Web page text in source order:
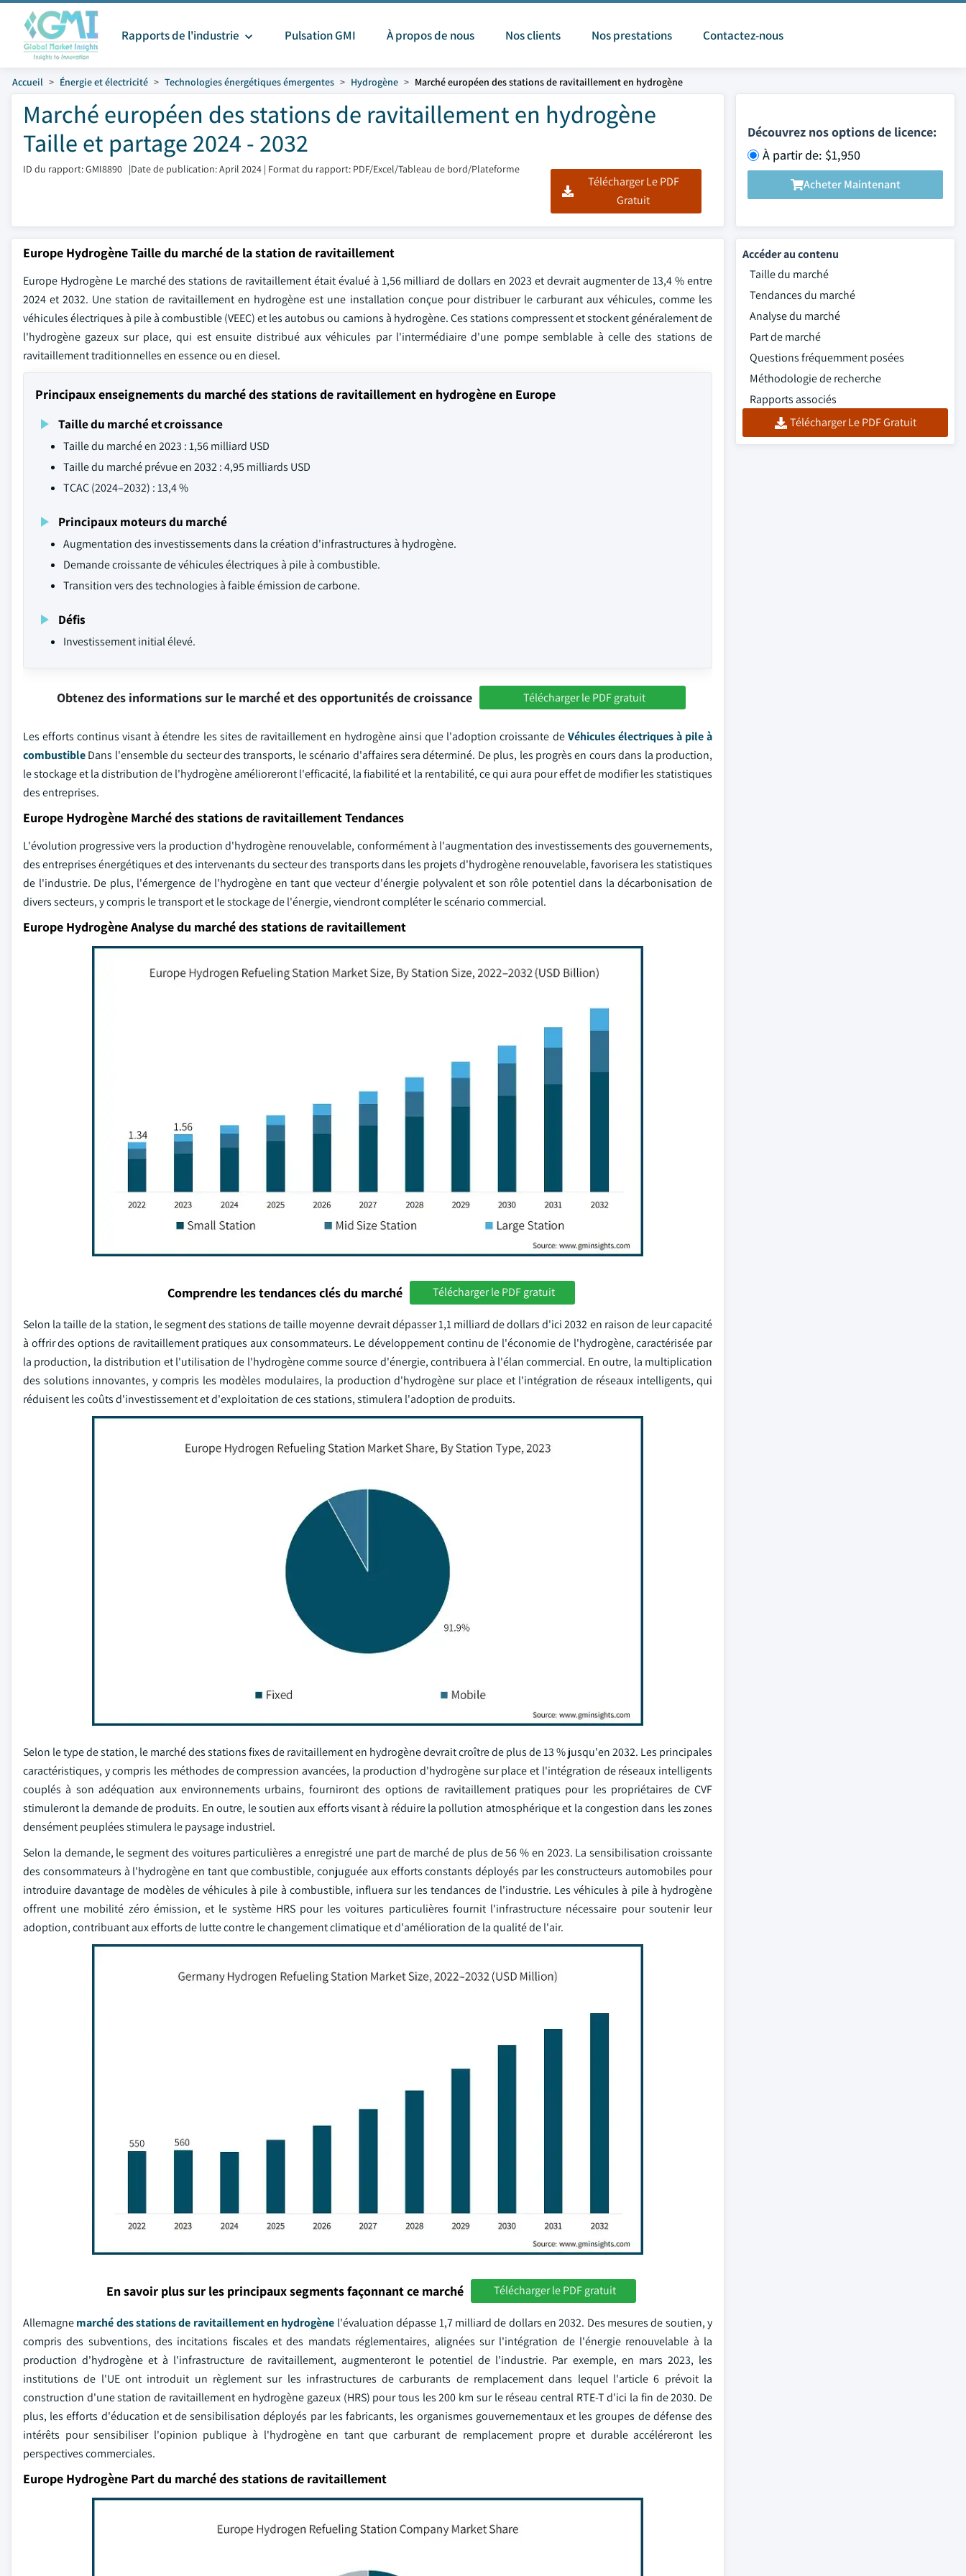
Rapports de l'industrie Pulsation GMI À propos de nous Nos clients Nos prestations Contactez-nous
Accueil Énergie et électricité Technologies énergétiques émergentes Hydrogène Marché européen des stations de ravitaillement en hydrogène
Marché européen des stations de ravitaillement en hydrogène
Taille et partage 2024 - 2032
ID du rapport: GMI8890 |Date de publication: April 2024 | Format du rapport: PDF/Excel/Tableau de bord/Plateforme
Télécharger Le PDF
Gratuit
Découvrez nos options de licence:
À partir de: $1,950
Acheter Maintenant
Europe Hydrogène Taille du marché de la station de ravitaillement
Europe Hydrogène Le marché des stations de ravitaillement était évalué à 1,56 milliard de dollars en 2023 et devrait augmenter de 13,4 % entre
2024 et 2032. Une station de ravitaillement en hydrogène est une installation conçue pour distribuer le carburant aux véhicules, comme les
véhicules électriques à pile à combustible (VEEC) et les autobus ou camions à hydrogène. Ces stations compressent et stockent généralement de
l'hydrogène gazeux sur place, qui est ensuite distribué aux véhicules par l'intermédiaire d'une pompe semblable à celle des stations de
ravitaillement traditionnelles en essence ou en diesel.
Principaux enseignements du marché des stations de ravitaillement en hydrogène en Europe
Taille du marché et croissance
Taille du marché en 2023 : 1,56 milliard USD
Taille du marché prévue en 2032 : 4,95 milliards USD
TCAC (2024–2032) : 13,4 %
Principaux moteurs du marché
Augmentation des investissements dans la création d'infrastructures à hydrogène.
Demande croissante de véhicules électriques à pile à combustible.
Transition vers des technologies à faible émission de carbone.
Défis
Investissement initial élevé.
Obtenez des informations sur le marché et des opportunités de croissance Télécharger le PDF gratuit
Les efforts continus visant à étendre les sites de ravitaillement en hydrogène ainsi que l'adoption croissante deVéhicules électriques à pile à
combustibleDans l'ensemble du secteur des transports, le scénario d'affaires sera déterminé. De plus, les progrès en cours dans la production,
le stockage et la distribution de l'hydrogène amélioreront l'efficacité, la fiabilité et la rentabilité, ce qui aura pour effet de modifier les statistiques
des entreprises.
Europe Hydrogène Marché des stations de ravitaillement Tendances
L'évolution progressive vers la production d'hydrogène renouvelable, conformément à l'augmentation des investissements des gouvernements,
des entreprises énergétiques et des intervenants du secteur des transports dans les projets d'hydrogène renouvelable, favorisera les statistiques
de l'industrie. De plus, l'émergence de l'hydrogène en tant que vecteur d'énergie polyvalent et son rôle potentiel dans la décarbonisation de
divers secteurs, y compris le transport et le stockage de l'énergie, viendront compléter le scénario commercial.
Europe Hydrogène Analyse du marché des stations de ravitaillement
Comprendre les tendances clés du marché Télécharger le PDF gratuit
Selon la taille de la station, le segment des stations de taille moyenne devrait dépasser 1,1 milliard de dollars d'ici 2032 en raison de leur capacité
à offrir des options de ravitaillement pratiques aux consommateurs. Le développement continu de l'économie de l'hydrogène, caractérisée par
la production, la distribution et l'utilisation de l'hydrogène comme source d'énergie, contribuera à l'élan commercial. En outre, la multiplication
des solutions innovantes, y compris les modèles modulaires, la production d'hydrogène sur place et l'intégration de réseaux intelligents, qui
réduisent les coûts d'investissement et d'exploitation de ces stations, stimulera l'adoption de produits.
Selon le type de station, le marché des stations fixes de ravitaillement en hydrogène devrait croître de plus de 13 % jusqu'en 2032. Les principales
caractéristiques, y compris les méthodes de compression avancées, la production d'hydrogène sur place et l'intégration de réseaux intelligents
couplés à son adéquation aux environnements urbains, fourniront des options de ravitaillement pratiques pour les propriétaires de CVF
stimuleront la demande de produits. En outre, le soutien aux efforts visant à réduire la pollution atmosphérique et la congestion dans les zones
densément peuplées stimulera le paysage industriel.
Selon la demande, le segment des voitures particulières a enregistré une part de marché de plus de 56 % en 2023. La sensibilisation croissante
des consommateurs à l'hydrogène en tant que combustible, conjuguée aux efforts constants déployés par les constructeurs automobiles pour
introduire davantage de modèles de véhicules à pile à combustible, influera sur les tendances de l'industrie. Les véhicules à pile à hydrogène
offrent une mobilité zéro émission, et le système HRS pour les voitures particulières fournit l'infrastructure nécessaire pour soutenir leur
adoption, contribuant aux efforts de lutte contre le changement climatique et d'amélioration de la qualité de l'air.
En savoir plus sur les principaux segments façonnant ce marché Télécharger le PDF gratuit
Allemagnemarché des stations de ravitaillement en hydrogène l'évaluation dépasse 1,7 milliard de dollars en 2032. Des mesures de soutien, y
compris des subventions, des incitations fiscales et des mandats réglementaires, alignées sur l'intégration de l'énergie renouvelable à la
production d'hydrogène et à l'infrastructure de ravitaillement, augmenteront le potentiel de l'industrie. Par exemple, en mars 2023, les
institutions de l'UE ont introduit un règlement sur les infrastructures de carburants de remplacement dans lequel l'article 6 prévoit la
construction d'une station de ravitaillement en hydrogène gazeux (HRS) pour tous les 200 km sur le réseau central RTE-T d'ici la fin de 2030. De
plus, les efforts d'éducation et de sensibilisation déployés par les fabricants, les organismes gouvernementaux et les groupes de défense des
intérêts pour sensibiliser l'opinion publique à l'hydrogène en tant que carburant de remplacement propre et durable accéléreront les
perspectives commerciales.
Europe Hydrogène Part du marché des stations de ravitaillement
Accéder au contenu
Taille du marché
Tendances du marché
Analyse du marché
Part de marché
Questions fréquemment posées
Méthodologie de recherche
Rapports associés
Télécharger Le PDF Gratuit